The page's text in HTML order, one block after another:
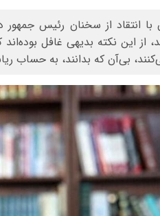
با انتقاد از سخنان رئیس
از این نکته بدیهی غافل
بی‌آن که بدانند، به حساب